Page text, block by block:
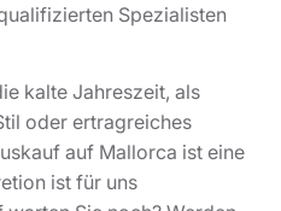
Spezialisten
kalte Jahreszeit, als
oder ertragreiches
auf Mallorca ist eine
ist für uns